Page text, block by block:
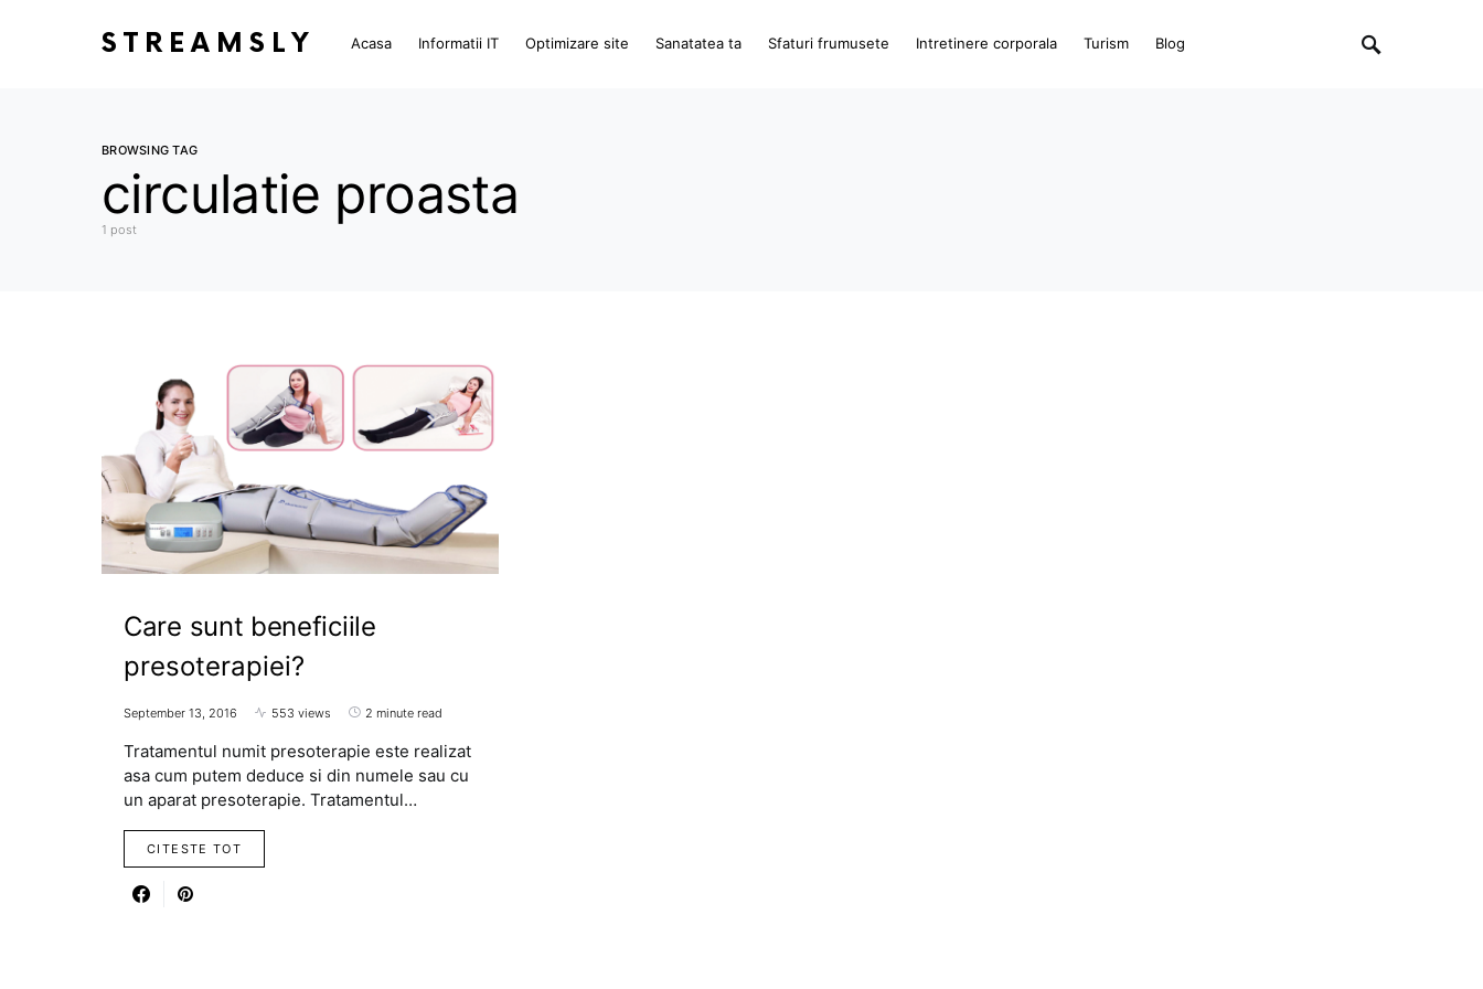
STREAMSLY Acasa Informatii IT Optimizare site Sanatatea ta Sfaturi frumusete Intretinere corporala Turism Blog
BROWSING TAG
circulatie proasta
1 post
Care sunt beneficiile
presoterapiei?
September 13, 2016 553 views 2 minute read
Tratamentul numit presoterapie este realizat
asa cum putem deduce si din numele sau cu
un aparat presoterapie. Tratamentul…
CITESTE TOT